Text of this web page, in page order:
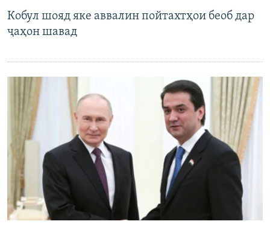
Кобул шояд яке аввалин пойтахтҳои беоб дар
ҷаҳон шавад